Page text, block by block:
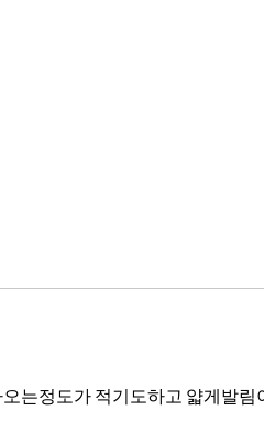
는정도가 적기도하고 얇게발림